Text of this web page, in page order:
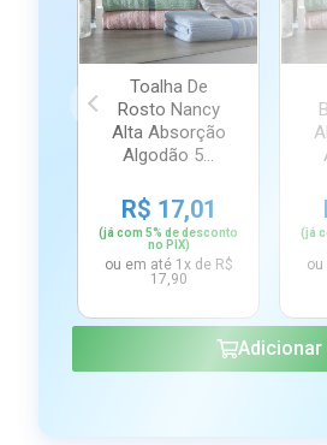
Toalha De
Rosto Nancy
Alta Absorção
Algodão 5...
R$ 17,01
(já com 5% de desconto
no PIX)
ou em até 1x de R$
17,90
(já
ou
Adicionar